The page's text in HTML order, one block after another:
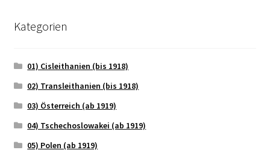
Kategorien
01) Cisleithanien (bis 1918)
02) Transleithanien (bis 1918)
03) Österreich (ab 1919)
04) Tschechoslowakei (ab 1919)
05) Polen (ab 1919)